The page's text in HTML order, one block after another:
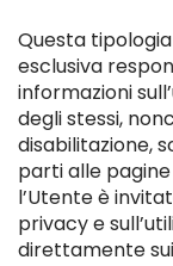
Questa
esclusiva
informazioni
degli stessi,
disabilitazione,
parti alle
l’Utente è
privacy e
direttamente